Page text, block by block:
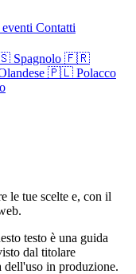
Contatti
Spagnolo 🇫🇷
🇵🇱 Polacco
le tue scelte e, con il
testo è una guida
dal titolare
dell'uso in produzione.